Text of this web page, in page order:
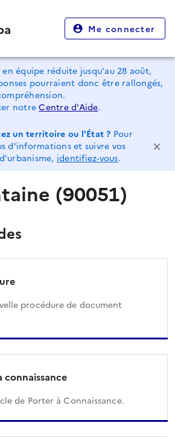
Me connecter
équipe réduite jusqu'au 28 août,
pourraient donc être rallongés,
notreCentre d'Aide.
un territoire ou l'État ? Pour
d'informations et suivre vos
identifiez-vous.
(90051)
procédure de document
connaissance
de Porter à Connaissance.